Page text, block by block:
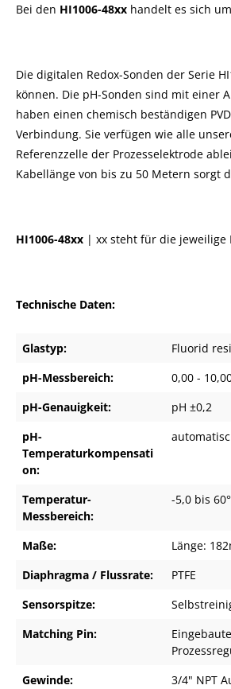
Bei den HI1006-48xx handelt es sich
Die digitalen Redox-Sonden der Serie
können. Die pH-Sonden sind mit einer
haben einen chemisch beständigen
Verbindung. Sie verfügen wie alle
Referenzzelle der Prozesselektrode
Kabellänge von bis zu 50 Metern sorgt
HI1006-48xx | xx steht für die jeweilige
Technische Daten:
Glastyp:
Fluorid
pH-Messbereich:
0,00 -
pH-Genauigkeit:
pH ±0,2
pH-
Temperaturkompensati
on:
Temperatur-
Messbereich:
-5,0 bis
Maße:
Länge:
Diaphragma / Flussrate:
PTFE
Sensorspitze:
Matching Pin:
Gewinde:
3/4" NPT